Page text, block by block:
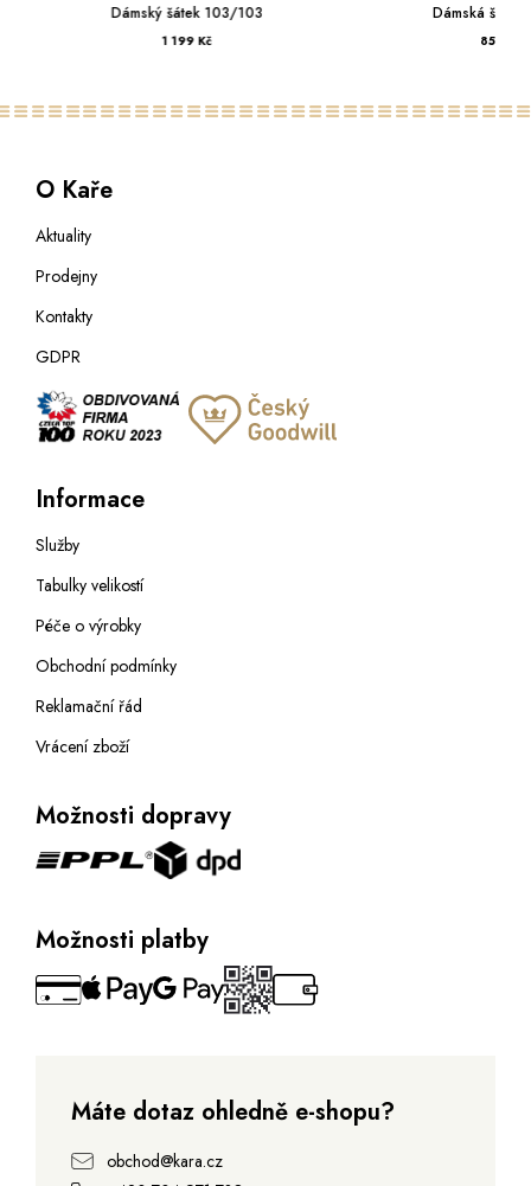
Dámský šátek 103/103
1 199 Kč
Dámská šála
850 Kč
O Kaře
Aktuality
Prodejny
Kontakty
GDPR
Informace
Služby
Tabulky velikostí
Péče o výrobky
Obchodní podmínky
Reklamační řád
Vrácení zboží
Možnosti dopravy
Možnosti platby
Máte dotaz ohledně e-shopu?
obchod@kara.cz